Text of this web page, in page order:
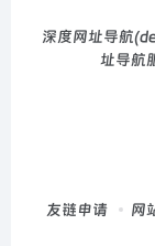
深度网址导航
址导航
友链申请 网